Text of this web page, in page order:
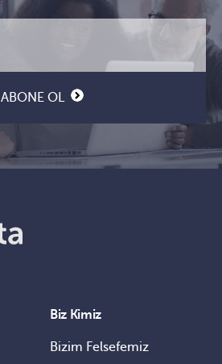
ABONE OL
Biz Kimiz
Bizim Felsefemiz